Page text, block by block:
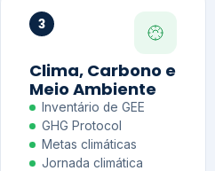
3
Clima, Carbono e
Meio Ambiente
Inventário de GEE
GHG Protocol
Metas climáticas
Jornada climática